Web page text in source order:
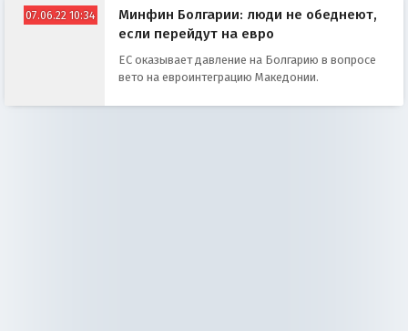
07.06.22 10:34
Минфин Болгарии: люди не обеднеют,
если перейдут на евро
ЕС оказывает давление на Болгарию в вопросе
вето на евроинтеграцию Македонии.